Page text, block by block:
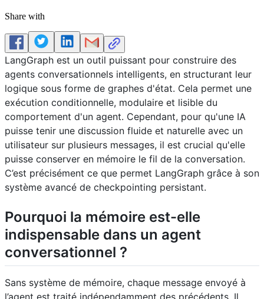
Share with
LangGraph est un outil puissant pour construire des
agents conversationnels intelligents, en structurant leur
logique sous forme de graphes d'état. Cela permet une
exécution conditionnelle, modulaire et lisible du
comportement d'un agent. Cependant, pour qu'une IA
puisse tenir une discussion fluide et naturelle avec un
utilisateur sur plusieurs messages, il est crucial qu'elle
puisse conserver en mémoire le fil de la conversation.
C’est précisément ce que permet LangGraph grâce à son
système avancé de checkpointing persistant.
Pourquoi la mémoire est-elle
indispensable dans un agent
conversationnel ?
Sans système de mémoire, chaque message envoyé à
l’agent est traité indépendamment des précédents. Il